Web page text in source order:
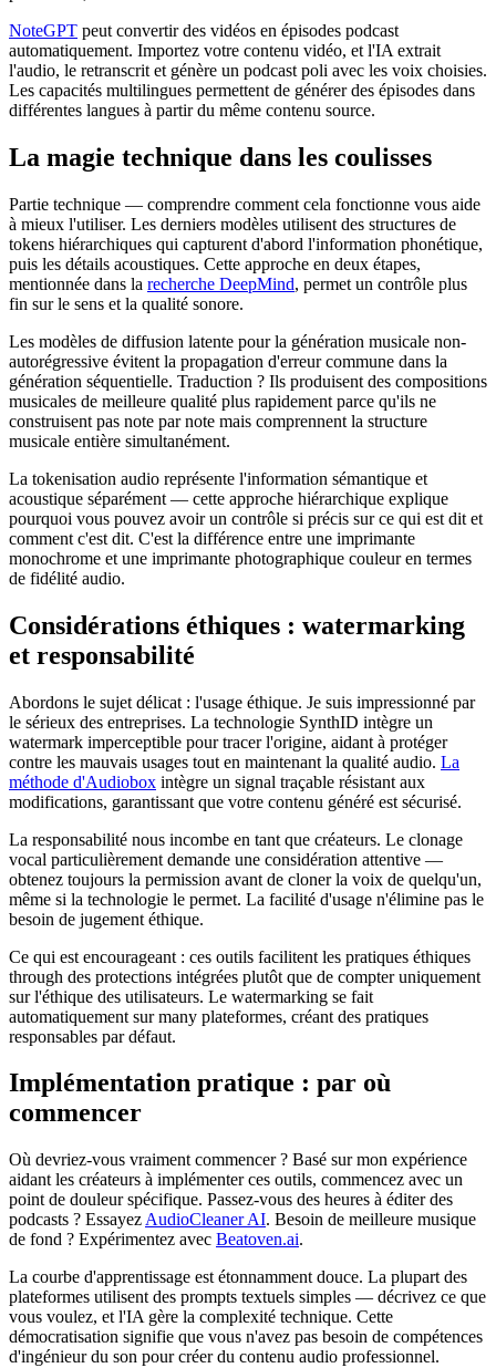
NoteGPT peut convertir des vidéos en épisodes podcast
automatiquement. Importez votre contenu vidéo, et l'IA extrait
l'audio, le retranscrit et génère un podcast poli avec les voix choisies.
Les capacités multilingues permettent de générer des épisodes dans
différentes langues à partir du même contenu source.
La magie technique dans les coulisses
Partie technique — comprendre comment cela fonctionne vous aide
à mieux l'utiliser. Les derniers modèles utilisent des structures de
tokens hiérarchiques qui capturent d'abord l'information phonétique,
puis les détails acoustiques. Cette approche en deux étapes,
mentionnée dans la recherche DeepMind, permet un contrôle plus
fin sur le sens et la qualité sonore.
Les modèles de diffusion latente pour la génération musicale non-
autorégressive évitent la propagation d'erreur commune dans la
génération séquentielle. Traduction ? Ils produisent des compositions
musicales de meilleure qualité plus rapidement parce qu'ils ne
construisent pas note par note mais comprennent la structure
musicale entière simultanément.
La tokenisation audio représente l'information sémantique et
acoustique séparément — cette approche hiérarchique explique
pourquoi vous pouvez avoir un contrôle si précis sur ce qui est dit et
comment c'est dit. C'est la différence entre une imprimante
monochrome et une imprimante photographique couleur en termes
de fidélité audio.
Considérations éthiques : watermarking
et responsabilité
Abordons le sujet délicat : l'usage éthique. Je suis impressionné par
le sérieux des entreprises. La technologie SynthID intègre un
watermark imperceptible pour tracer l'origine, aidant à protéger
contre les mauvais usages tout en maintenant la qualité audio. La
méthode d'Audiobox intègre un signal traçable résistant aux
modifications, garantissant que votre contenu généré est sécurisé.
La responsabilité nous incombe en tant que créateurs. Le clonage
vocal particulièrement demande une considération attentive —
obtenez toujours la permission avant de cloner la voix de quelqu'un,
même si la technologie le permet. La facilité d'usage n'élimine pas le
besoin de jugement éthique.
Ce qui est encourageant : ces outils facilitent les pratiques éthiques
through des protections intégrées plutôt que de compter uniquement
sur l'éthique des utilisateurs. Le watermarking se fait
automatiquement sur many plateformes, créant des pratiques
responsables par défaut.
Implémentation pratique : par où
commencer
Où devriez-vous vraiment commencer ? Basé sur mon expérience
aidant les créateurs à implémenter ces outils, commencez avec un
point de douleur spécifique. Passez-vous des heures à éditer des
podcasts ? Essayez AudioCleaner AI. Besoin de meilleure musique
de fond ? Expérimentez avec Beatoven.ai.
La courbe d'apprentissage est étonnamment douce. La plupart des
plateformes utilisent des prompts textuels simples — décrivez ce que
vous voulez, et l'IA gère la complexité technique. Cette
démocratisation signifie que vous n'avez pas besoin de compétences
d'ingénieur du son pour créer du contenu audio professionnel.